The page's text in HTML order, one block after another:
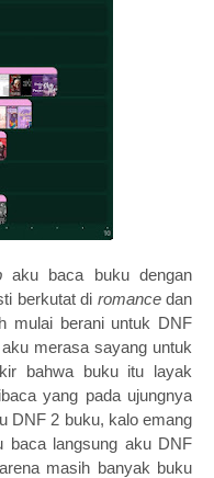
aku baca buku dengan
berkutat di romancedan
mulai berani untuk DNF
merasa sayang untuk
bahwa buku itu layak
yang pada ujungnya
DNF 2 buku, kalo emang
baca langsung aku DNF
masih banyak buku